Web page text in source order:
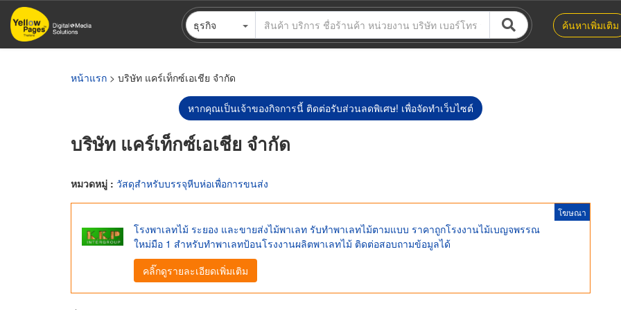
ข้าม
ไป
ธุรกิจ ค้นหาเพิ่มเติม
หน้าแรก > บริษัท แคร์เท็กซ์เอเชีย จำกัด
หากคุณเป็นเจ้าของกิจการนี้ ติดต่อรับส่วนลดพิเศษ! เพื่อจัดทำเว็บไซต์
บริษัท แคร์เท็กซ์เอเชีย จำกัด
หมวดหมู่ : วัสดุสำหรับบรรจุหีบห่อเพื่อการขนส่ง
โฆษณา
โรงพาเลทไม้ ระยอง และขายส่งไม้พาเลท รับทำพาเลทไม้ตามแบบ ราคาถูกโรงงานไม้เบญจพรรณ
ใหม่มือ 1 สำหรับทำพาเลทป้อนโรงงานผลิตพาเลทไม้ ติดต่อสอบถามข้อมูลได้
คลิ๊กดูรายละเอียดเพิ่มเติม